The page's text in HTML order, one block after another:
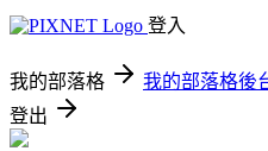
登入
我的部落格 我的部落格後
登出